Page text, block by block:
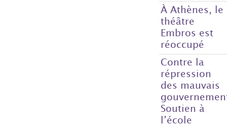
À Athènes, le
théâtre
Embros est
réoccupé
Contre la
répression
des mauvais
Soutien à
l’école